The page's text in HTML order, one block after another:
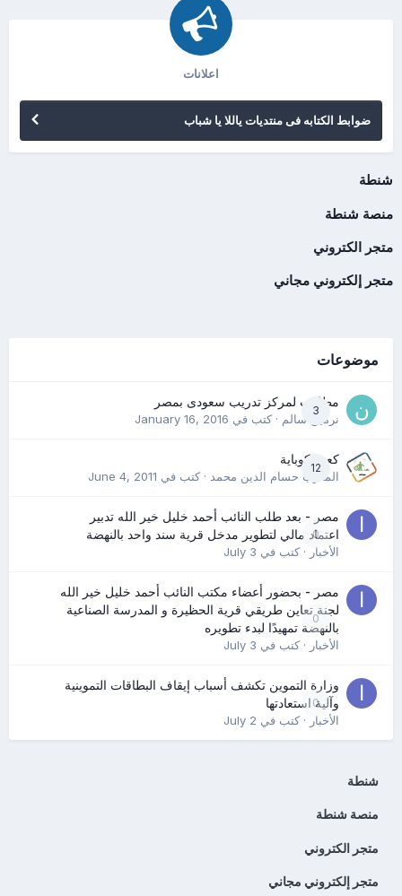
اعلانات
ضوابط الكتابه فى منتديات ياللا يا شباب
شنطة
منصة شنطة
متجر الكتروني
متجر إلكتروني مجاني
موضوعات
3
مطلوب لمركز تدريب سعودى بمصر
نرمين سالم· كتب في January 16, 2016
12
كعب كوباية
المدرب حسام الدين محمد· كتب في June 4, 2011
0
مصر - بعد طلب النائب أحمد خليل خير الله تدبير
اعتماد مالي لتطوير مدخل قرية سند واحد بالنهضة
الأخبار· كتب في July 3
0
مصر - بحضور أعضاء مكتب النائب أحمد خليل خير الله
لجنة تعاين طريقي قرية الحظيرة و المدرسة الصناعية
بالنهضة تمهيدًا لبدء تطويره
الأخبار· كتب في July 3
0
وزارة التموين تكشف أسباب إيقاف البطاقات التموينية
وآلية استعادتها
الأخبار· كتب في July 2
شنطة
منصة شنطة
متجر الكتروني
متجر إلكتروني مجاني